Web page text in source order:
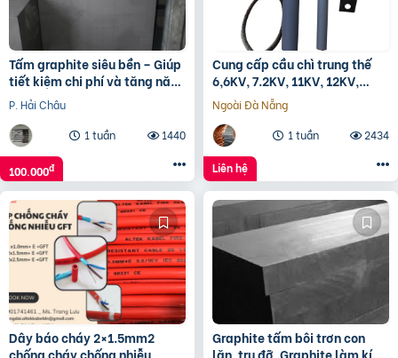
Tấm graphite siêu bền – Giúp
tiết kiệm chi phí và tăng năng
suất
P. Hải Châu
1 tuần
1440
100.000đ
Cung cấp cầu chì trung thế
6,6KV, 7.2KV, 11KV, 12KV,
24KV
Ngoài Đà Nẵng
1 tuần
2434
Liên hệ
Dây báo cháy 2×1.5mm2
Graphite tấm bôi trơn con